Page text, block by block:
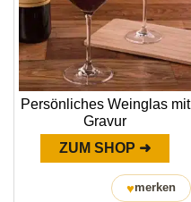
Persönliches Weinglas mit
Gravur
ZUM SHOP ➜
♥merken